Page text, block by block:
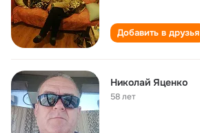
Добавить в друзья
Николай Яценко
58 лет